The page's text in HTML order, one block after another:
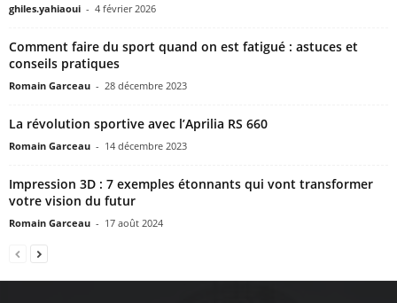
ghiles.yahiaoui - 4 février 2026
Comment faire du sport quand on est fatigué : astuces et
conseils pratiques
Romain Garceau - 28 décembre 2023
La révolution sportive avec l’Aprilia RS 660
Romain Garceau - 14 décembre 2023
Impression 3D : 7 exemples étonnants qui vont transformer
votre vision du futur
Romain Garceau - 17 août 2024